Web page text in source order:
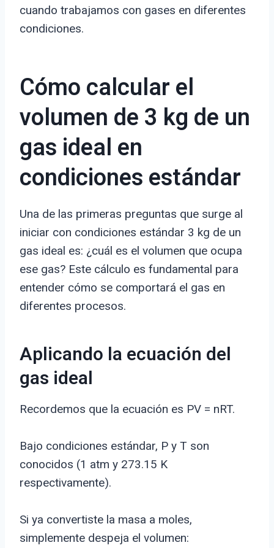
cuando trabajamos con gases en diferentes
condiciones.
Cómo calcular el
volumen de 3 kg de un
gas ideal en
condiciones estándar
Una de las primeras preguntas que surge al
iniciar con condiciones estándar 3 kg de un
gas ideal es: ¿cuál es el volumen que ocupa
ese gas? Este cálculo es fundamental para
entender cómo se comportará el gas en
diferentes procesos.
Aplicando la ecuación del
gas ideal
Recordemos que la ecuación es PV = nRT.
Bajo condiciones estándar, P y T son
conocidos (1 atm y 273.15 K
respectivamente).
Si ya convertiste la masa a moles,
simplemente despeja el volumen: